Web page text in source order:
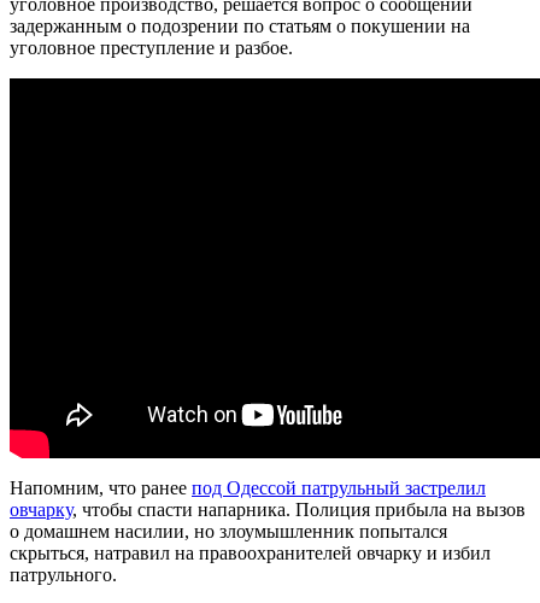
задержанным о подозрении по статьям о покушении на
уголовное преступление и разбое.
Напомним, что ранее под Одессой патрульный застрелил
овчарку, чтобы спасти напарника. Полиция прибыла на вызов
о домашнем насилии, но злоумышленник попытался
скрыться, натравил на правоохранителей овчарку и избил
патрульного.